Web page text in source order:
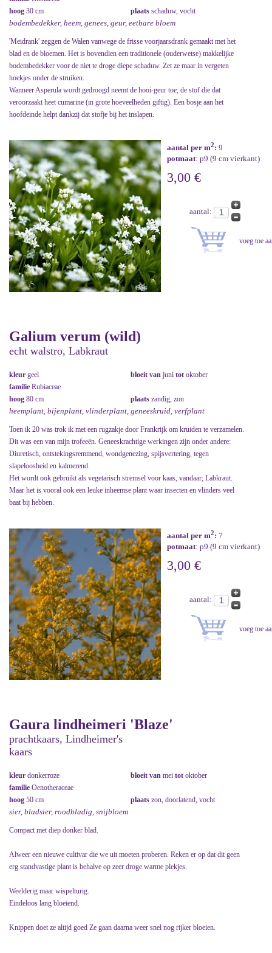
hoog 30 cm plaats schaduw, vocht
bodembedekker, heem, genees, geur, eetbare bloem
'Meidrank' zeggen de Walen vanwege de frisse voorjaarsdrank gemaakt met het
blad en de bloemen. Het is bovendien een traditionele (ouderwetse) makkelijke
bodembedekker voor de niet te droge diepe schaduw. Zet ze maar in vergeten
hoekjes onder de struiken.
Wanneer Asperula wordt gedroogd neemt de hooi-geur toe, de stof die dat
veroorzaakt heet cumarine (in grote hoeveelheden giftig). Een bosje aan het
hoofdeinde helpt dankzij dat stofje bij het inslapen.
aantal per m2: 9
potmaat: p9 (9 cm vierkant)
3,00 €
aantal:
Galium verum (wild)
echt walstro, Labkraut
kleur geel bloeit van juni tot oktober
familie Rubiaceae
hoog 80 cm plaats zandig, zon
heemplant, bijenplant, vlinderplant, geneeskruid, verfplant
Toen ik 20 was trok ik met een rugzakje door Frankrijk om kruiden te verzamelen.
Dit was een van mijn trofeeën. Geneeskrachtige werkingen zijn onder andere:
Diuretisch, ontstekingsremmend, wondgenezing, spijsvertering, tegen
slapeloosheid en kalmerend.
Het wordt ook gebruikt als vegetarisch stremsel voor kaas, vandaar; Labkraut.
Maar het is vooral ook een leuke inheemse plant waar insecten en vlinders veel
baat bij hebben.
aantal per m2: 7
potmaat: p9 (9 cm vierkant)
3,00 €
aantal:
Gaura lindheimeri 'Blaze'
prachtkaars, Lindheimer's
kaars
kleur donkerroze bloeit van mei tot oktober
familie Oenotheraceae
hoog 50 cm plaats zon, doorlatend, vocht
sier, bladsier, roodbladig, snijbloem
Compact met diep donker blad.
Alweer een nieuwe cultivar die we uit moeten proberen. Reken er op dat dit geen
erg standvastige plant is behalve op zeer droge warme plekjes.
Weelderig maar wispelturig.
Eindeloos lang bloeiend.
Knippen doet ze altijd goed Ze gaan daarna weer snel nog rijker bloeien.